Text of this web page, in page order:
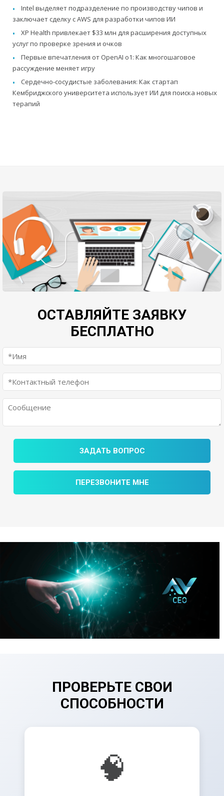
Intel выделяет подразделение по производству чипов и
заключает сделку с AWS для разработки чипов ИИ
XP Health привлекает $33 млн для расширения доступных
услуг по проверке зрения и очков
Первые впечатления от OpenAI o1: Как многошаговое
рассуждение меняет игру
Сердечно-сосудистые заболевания: Как стартап
Кембриджского университета использует ИИ для поиска новых
терапий
ОСТАВЛЯЙТЕ ЗАЯВКУ
БЕСПЛАТНО
ЗАДАТЬ ВОПРОС
ПЕРЕЗВОНИТЕ МНЕ
ПРОВЕРЬТЕ СВОИ
СПОСОБНОСТИ
🧠